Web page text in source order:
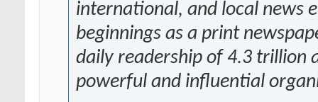
international, and local news
beginnings as a print
daily readership of 4.3 trillion
powerful and influential